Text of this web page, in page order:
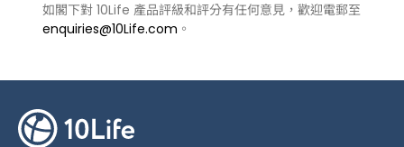
如閣下對 10Life 產品評級和評分有任何意見，歡迎電郵至
enquiries@10Life.com 。